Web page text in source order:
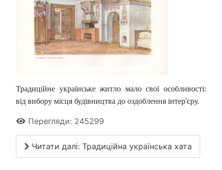
Традиційне українське житло мало свої особливості:
від вибору місця будівництва до оздоблення інтер'єру.
Перегляди: 245299
Читати далі: Традиційна українська хата